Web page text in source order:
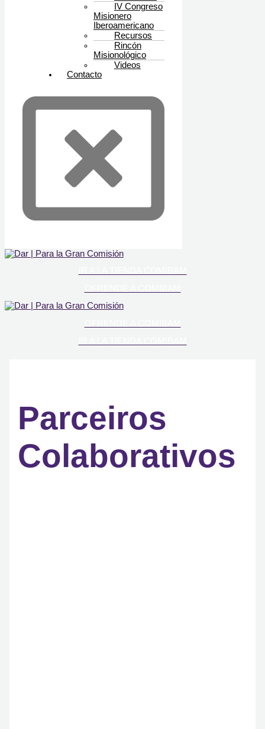
IV Congreso
Misionero
Iberoamericano
Recursos
Rincón
Misionológico
Videos
Contacto
Parceiros
Colaborativos